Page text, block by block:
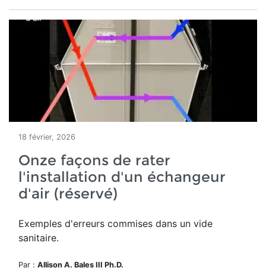
18 février, 2026
Onze façons de rater
l'installation d'un échangeur
d'air (réservé)
Exemples d'erreurs commises dans un vide
sanitaire.
Par : Allison A. Bales III Ph.D.